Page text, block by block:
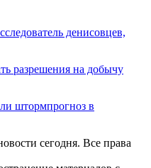
денисовцев,
разрешения на добычу
штормпрогноз в
сегодня. Все права